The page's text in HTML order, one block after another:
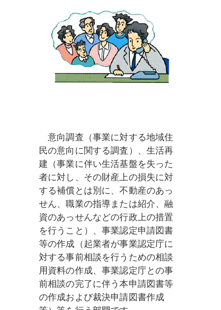
意向調査（事業に対する地域住
民の意向に関する調査）、生活再
建（事業に伴い生活基盤を失った
者に対し、その財産上の損失に対
する補償とは別に、不動産のあっ
せん、職業の指導または紹介、融
資のあっせんなどの行政上の措置
を行うこと）、事業認定申請図書
等の作成（起業者が事業認定庁に
対する事前相談を行うための相談
用資料の作成、事業認定庁との事
前相談の完了に伴う本申請図書等
の作成および裁決申請図書作成